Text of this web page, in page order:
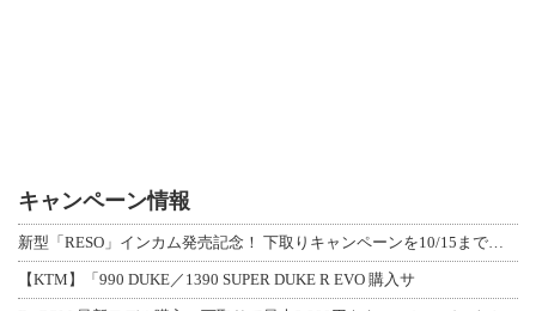
キャンペーン情報
【KTM】「990 DUKE／1390 SUPER DUKE R EVO 購入サ